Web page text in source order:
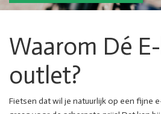
Waarom Dé
outlet?
Fietsen dat wil je natuurlijk op een fijne